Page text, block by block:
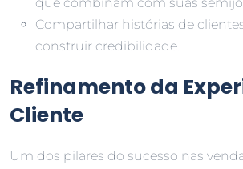
Compartilhar histórias de
construir credibilidade.
Refinamento da
Cliente
Um dos pilares do sucesso nas